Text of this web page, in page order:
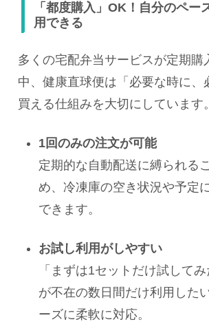
「都度購入」OK！自分のペー
用できる
多くの宅配弁当サービスが定期購
中、健康直球便は「必要な時に、
買える仕組みを大切にしています。
1回のみの注文が可能
定期的な自動配送に縛られる
め、冷凍庫の空き状況や予定
できます。
お試し利用がしやすい
「まずは1セットだけ試して
が不在の数日間だけ利用した
ーズに柔軟に対応。